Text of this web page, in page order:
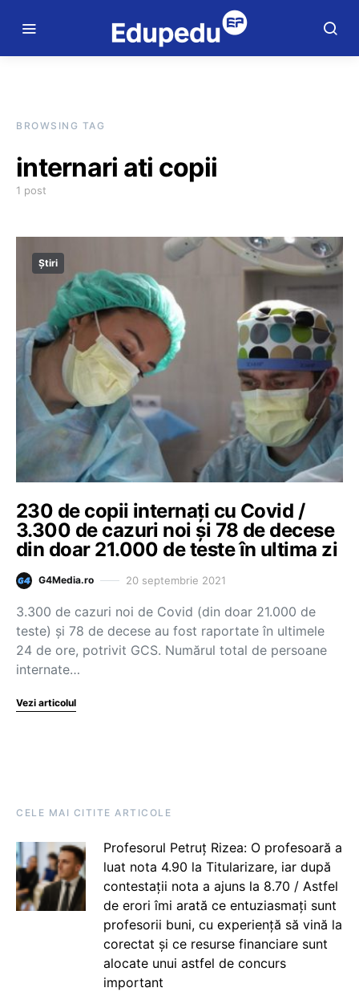
BROWSING TAG
internari ati copii
1 post
Știri
230 de copii internați cu Covid /
3.300 de cazuri noi și 78 de decese
din doar 21.000 de teste în ultima zi
G4Media.ro 20 septembrie 2021
3.300 de cazuri noi de Covid (din doar 21.000 de
teste) și 78 de decese au fost raportate în ultimele
24 de ore, potrivit GCS. Numărul total de persoane
internate…
Vezi articolul
CELE MAI CITITE ARTICOLE
Profesorul Petruț Rizea: O profesoară a
luat nota 4.90 la Titularizare, iar după
contestații nota a ajuns la 8.70 / Astfel
de erori îmi arată ce entuziasmați sunt
profesorii buni, cu experiență să vină la
corectat și ce resurse financiare sunt
alocate unui astfel de concurs
important